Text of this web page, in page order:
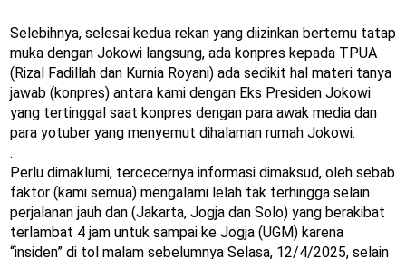
Selebihnya, selesai kedua rekan yang diizinkan bertemu tatap
muka dengan Jokowi langsung, ada konpres kepada TPUA
(Rizal Fadillah dan Kurnia Royani) ada sedikit hal materi tanya
jawab (konpres) antara kami dengan Eks Presiden Jokowi
yang tertinggal saat konpres dengan para awak media dan
para yotuber yang menyemut dihalaman rumah Jokowi.
.
Perlu dimaklumi, tercecernya informasi dimaksud, oleh sebab
faktor (kami semua) mengalami lelah tak terhingga selain
perjalanan jauh dan (Jakarta, Jogja dan Solo) yang berakibat
terlambat 4 jam untuk sampai ke Jogja (UGM) karena
“insiden” di tol malam sebelumnya Selasa, 12/4/2025, selain